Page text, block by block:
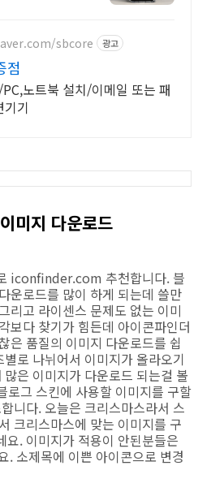
sbcore 광고
점
노트북 설치/이메일 또는 패
기
미지 다운로드
iconfinder.com 추천합니다. 블
운로드를 많이 하게 되는데 쓸만
리고 라이센스 문제도 없는 이미
보다 찾기가 힘든데 아이콘파인더
은 품질의 이미지 다운로드를 쉽
로 나뉘어서 이미지가 올라오기
은 이미지가 다운로드 되는걸 볼
로그 스킨에 사용할 이미지를 구할
니다. 오늘은 크리스마스라서 스
크리스마스에 맞는 이미지를 구
요. 이미지가 적용이 안된분들은
소제목에 이쁜 아이콘으로 변경